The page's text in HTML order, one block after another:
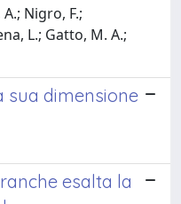
Nigro, F.;
L.; Gatto, M. A.;
sua dimensione
esalta la